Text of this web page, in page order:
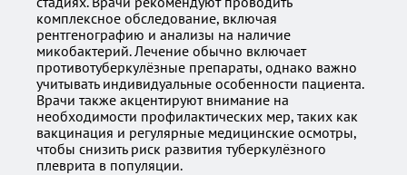
комплексное обследование, включая
рентгенографию и анализы на наличие
микобактерий. Лечение обычно включает
противотуберкулёзные препараты, однако важно
учитывать индивидуальные особенности пациента.
Врачи также акцентируют внимание на
необходимости профилактических мер, таких как
вакцинация и регулярные медицинские осмотры,
чтобы снизить риск развития туберкулёзного
плеврита в популяции.